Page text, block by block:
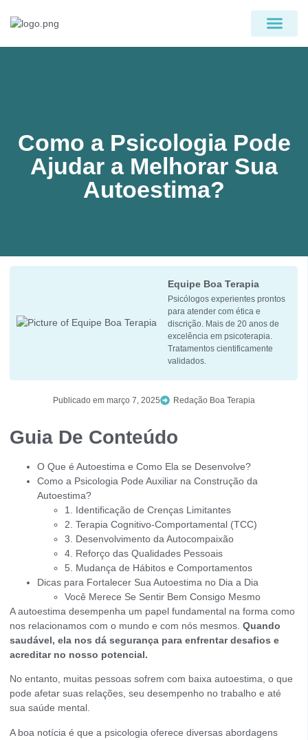
Como a Psicologia Pode
Ajudar a Melhorar Sua
Autoestima?
Equipe Boa Terapia
Psicólogos experientes prontos
para atender com ética e
discrição. Mais de 20 anos de
excelência em psicoterapia.
Tratamentos cientificamente
validados.
Publicado em março 7, 2025 Redação Boa Terapia
Guia De Conteúdo
O Que é Autoestima e Como Ela se Desenvolve?
Como a Psicologia Pode Auxiliar na Construção da
Autoestima?
1. Identificação de Crenças Limitantes
2. Terapia Cognitivo-Comportamental (TCC)
3. Desenvolvimento da Autocompaixão
4. Reforço das Qualidades Pessoais
5. Mudança de Hábitos e Comportamentos
Dicas para Fortalecer Sua Autoestima no Dia a Dia
Você Merece Se Sentir Bem Consigo Mesmo
A autoestima desempenha um papel fundamental na forma como
nos relacionamos com o mundo e com nós mesmos. Quando
saudável, ela nos dá segurança para enfrentar desafios e
acreditar no nosso potencial.
No entanto, muitas pessoas sofrem com baixa autoestima, o que
pode afetar suas relações, seu desempenho no trabalho e até
sua saúde mental.
A boa notícia é que a psicologia oferece diversas abordagens